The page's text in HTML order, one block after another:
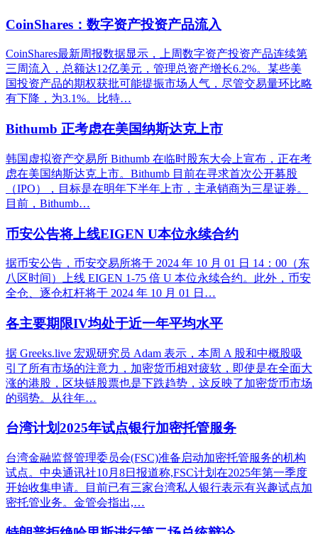
CoinShares：数字资产投资产品流入
CoinShares最新周报数据显示，上周数字资产投资产品连续第
三周流入，总额达12亿美元，管理总资产增长6.2%。某些美
国投资产品的期权获批可能提振市场人气，尽管交易量环比略
有下降，为3.1%。比特…
Bithumb 正考虑在美国纳斯达克上市
韩国虚拟资产交易所 Bithumb 在临时股东大会上宣布，正在考
虑在美国纳斯达克上市。Bithumb 目前在寻求首次公开募股
（IPO），目标是在明年下半年上市，主承销商为三星证券。
目前，Bithumb…
币安公告将上线EIGEN U本位永续合约
据币安公告，币安交易所将于 2024 年 10 月 01 日 14：00（东
八区时间）上线 EIGEN 1-75 倍 U 本位永续合约。此外，币安
全仓、逐仓杠杆将于 2024 年 10 月 01 日…
各主要期限IV均处于近一年平均水平
据 Greeks.live 宏观研究员 Adam 表示，本周 A 股和中概股吸
引了所有市场的注意力，加密货币相对疲软，即使是在全面大
涨的港股，区块链股票也是下跌趋势，这反映了加密货币市场
的弱势。从往年…
台湾计划2025年试点银行加密托管服务
台湾金融监督管理委员会(FSC)准备启动加密托管服务的机构
试点。中央通讯社10月8日报道称,FSC计划在2025年第一季度
开始收集申请。目前已有三家台湾私人银行表示有兴趣试点加
密托管业务。金管会指出,…